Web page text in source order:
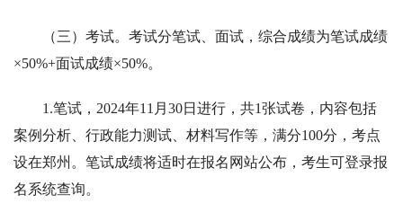
（三）考试。考试分笔试、面试，综合成绩为笔试成绩
×50%+面试成绩×50%。
1.笔试，2024年11月30日进行，共1张试卷，内容包括
案例分析、行政能力测试、材料写作等，满分100分，考点
设在郑州。笔试成绩将适时在报名网站公布，考生可登录报
名系统查询。